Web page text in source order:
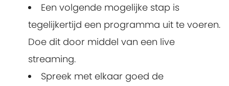
Een volgende mogelijke stap is
tegelijkertijd een programma uit te voeren.
Doe dit door middel van een live
streaming.
Spreek met elkaar goed de